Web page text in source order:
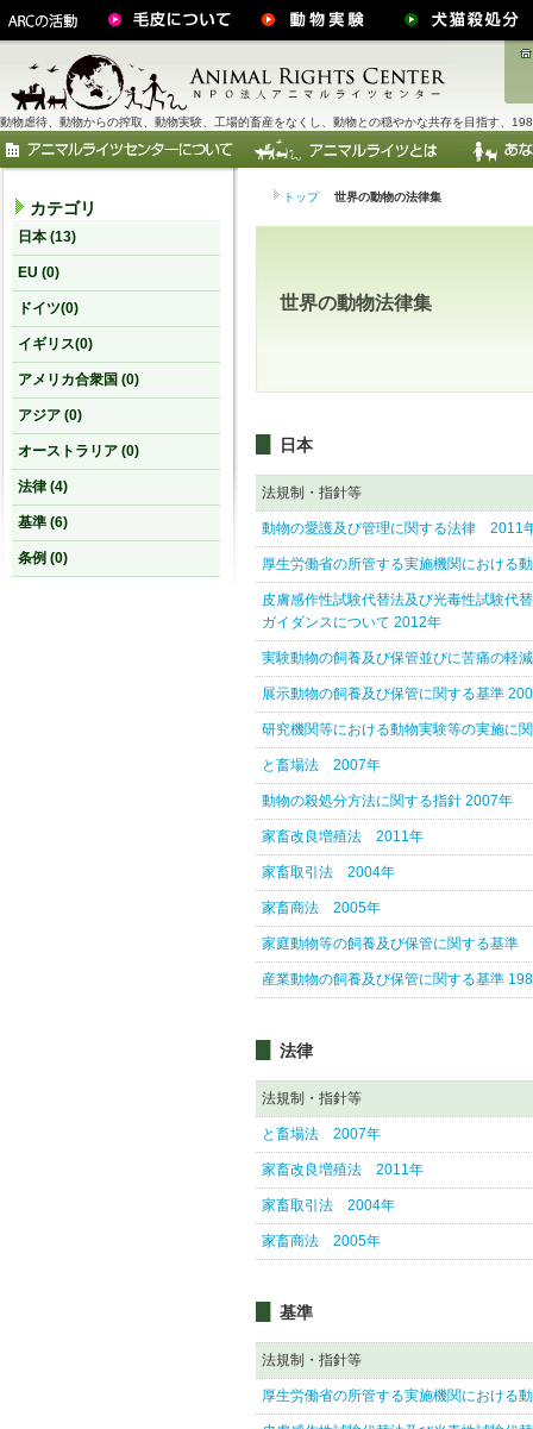
動物虐待、動物からの搾取、動物実験、工場的畜産をなくし、動物との穏やかな共存を目指す、
トップ 世界の動物の法律集
世界の動物法律集
日本
法規制・指針等
動物の愛護及び管理に関する法律 2011
厚生労働省の所管する実施機関におけ
皮膚感作性試験代替法及び光毒性試験代
ガイダンスについて 2012年
実験動物の飼養及び保管並びに苦痛の軽
展示動物の飼養及び保管に関する基準
研究機関等における動物実験等の実施に
と畜場法 2007年
動物の殺処分方法に関する指針 2007年
家畜改良増殖法 2011年
家畜取引法 2004年
家畜商法 2005年
家庭動物等の飼養及び保管に関する基準
産業動物の飼養及び保管に関する基準
法律
法規制・指針等
と畜場法 2007年
家畜改良増殖法 2011年
家畜取引法 2004年
家畜商法 2005年
基準
法規制・指針等
厚生労働省の所管する実施機関におけ
カテゴリ
日本 (13)
EU (0)
ドイツ(0)
イギリス(0)
アメリカ合衆国 (0)
アジア (0)
オーストラリア (0)
法律 (4)
基準 (6)
条例 (0)